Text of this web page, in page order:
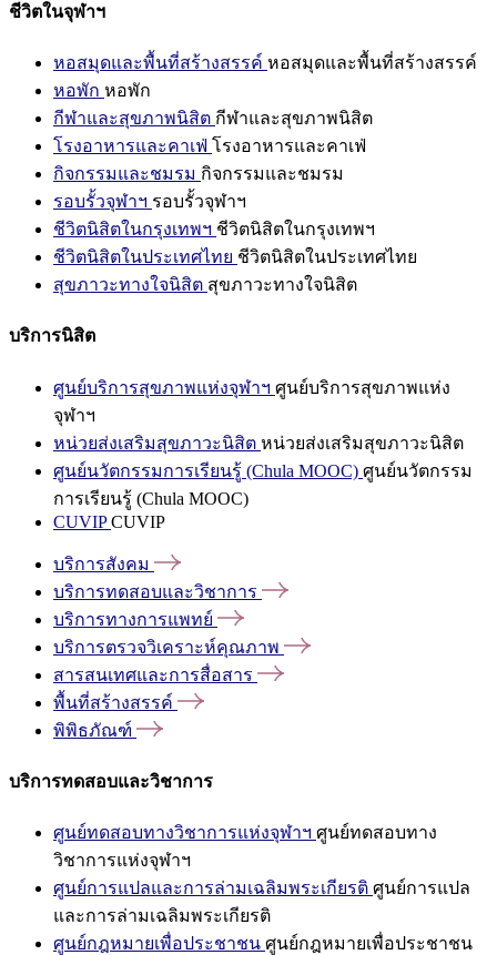
ชีวิตในจุฬาฯ
หอสมุดและพื้นที่สร้างสรรค์ หอสมุดและพื้นที่สร้างสรรค์
หอพัก หอพัก
กีฬาและสุขภาพนิสิต กีฬาและสุขภาพนิสิต
โรงอาหารและคาเฟ่ โรงอาหารและคาเฟ่
กิจกรรมและชมรม กิจกรรมและชมรม
รอบรั้วจุฬาฯ รอบรั้วจุฬาฯ
ชีวิตนิสิตในกรุงเทพฯ ชีวิตนิสิตในกรุงเทพฯ
ชีวิตนิสิตในประเทศไทย ชีวิตนิสิตในประเทศไทย
สุขภาวะทางใจนิสิต สุขภาวะทางใจนิสิต
บริการนิสิต
ศูนย์บริการสุขภาพแห่งจุฬาฯ ศูนย์บริการสุขภาพแห่ง
จุฬาฯ
หน่วยส่งเสริมสุขภาวะนิสิต หน่วยส่งเสริมสุขภาวะนิสิต
ศูนย์นวัตกรรมการเรียนรู้ (Chula MOOC) ศูนย์นวัตกรรม
การเรียนรู้ (Chula MOOC)
CUVIPCUVIP
บริการสังคม
บริการทดสอบและวิชาการ
บริการทางการแพทย์
บริการตรวจวิเคราะห์คุณภาพ
สารสนเทศและการสื่อสาร
พื้นที่สร้างสรรค์
พิพิธภัณฑ์
บริการทดสอบและวิชาการ
ศูนย์ทดสอบทางวิชาการแห่งจุฬาฯ ศูนย์ทดสอบทาง
วิชาการแห่งจุฬาฯ
ศูนย์การแปลและการล่ามเฉลิมพระเกียรติ ศูนย์การแปล
และการล่ามเฉลิมพระเกียรติ
ศูนย์กฎหมายเพื่อประชาชน ศูนย์กฎหมายเพื่อประชาชน